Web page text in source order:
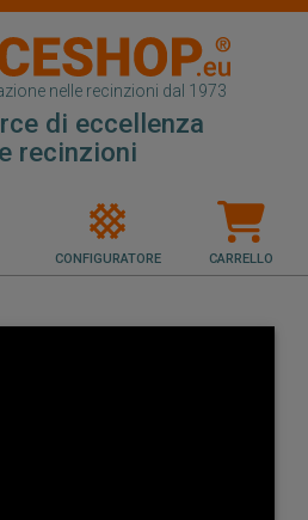
nelle recinzioni dal 1973
di eccellenza
recinzioni
CONFIGURATORE CARRELLO